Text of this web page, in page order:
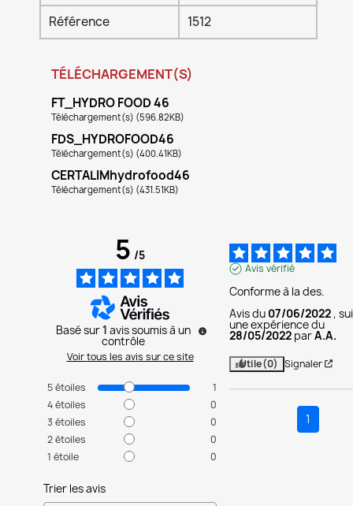
Référence 1512
TÉLÉCHARGEMENT(S)
FT_HYDRO FOOD 46
Téléchargement(s) (596.82KB)
FDS_HYDROFOOD46
Téléchargement(s) (400.41KB)
CERTALIMhydrofood46
Téléchargement(s) (431.51KB)
5/5
Basé sur1 avis soumis à un
contrôle
Voir tous les avis sur ce site
5étoiles
1
4étoiles
0
3 étoiles
0
2étoiles
0
1 étoile 0
Trier les avis
Avis vérifié
Conforme à la des.
Avis du 07/06/2022 ,
une expérience du
28/05/2022 parA.A.
Utile(0) Signaler
1